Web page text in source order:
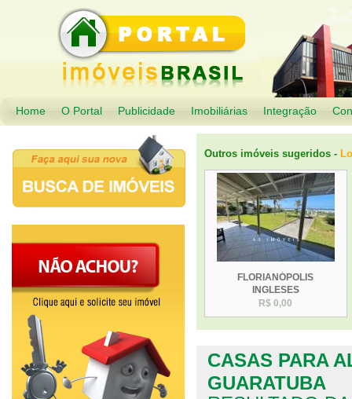
Home O Portal Publicidade Imobiliárias Integração
Outros imóveis sugeridos -
FLORIANÓPOLIS
INGLESES
R$ 0,00
CASAS PARA
GUARATUBA